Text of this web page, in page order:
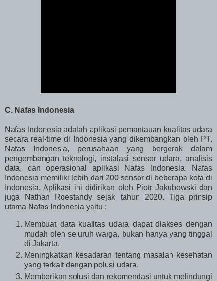
C. Nafas Indonesia
Nafas Indonesia adalah aplikasi pemantauan kualitas udara
secara real-time di Indonesia yang dikembangkan oleh PT.
Nafas Indonesia, perusahaan yang bergerak dalam
pengembangan teknologi, instalasi sensor udara, analisis
data, dan operasional aplikasi Nafas Indonesia. Nafas
Indonesia memiliki lebih dari 200 sensor di beberapa kota di
Indonesia. Aplikasi ini didirikan oleh Piotr Jakubowski dan
juga Nathan Roestandy sejak tahun 2020. Tiga prinsip
utama Nafas Indonesia yaitu :
Membuat data kualitas udara dapat diakses dengan
mudah oleh seluruh warga, bukan hanya yang tinggal
di Jakarta.
Meningkatkan kesadaran tentang masalah kesehatan
yang terkait dengan polusi udara.
Memberikan solusi dan rekomendasi untuk melindungi